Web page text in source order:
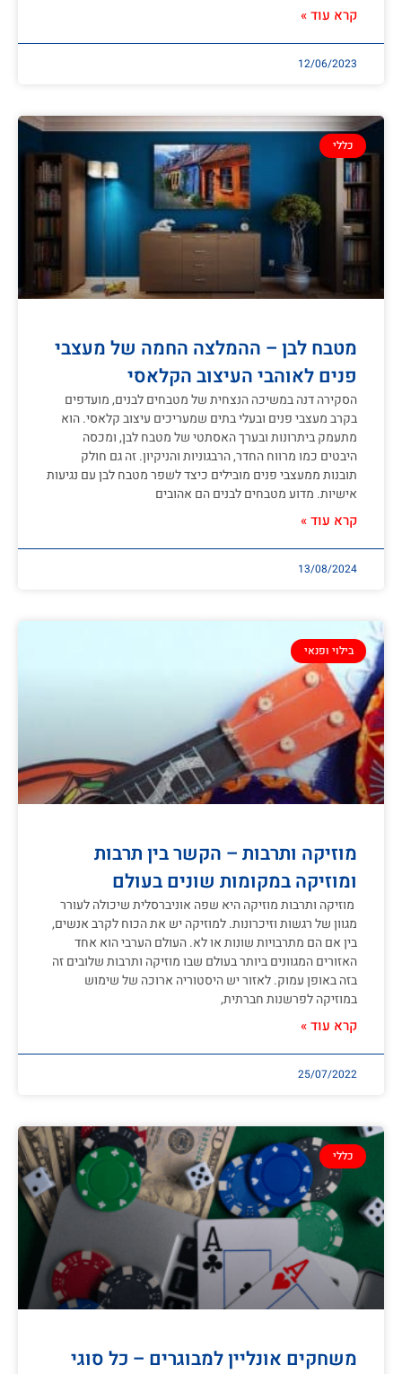
קרא עוד »
12/06/2023
כללי
מטבח לבן – ההמלצה החמה של מעצבי
פנים לאוהבי העיצוב הקלאסי
הסקירה דנה במשיכה הנצחית של מטבחים לבנים, מועדפים
בקרב מעצבי פנים ובעלי בתים שמעריכים עיצוב קלאסי. הוא
מתעמק ביתרונות ובערך האסתטי של מטבח לבן, ומכסה
היבטים כמו מרווח החדר, הרבגוניות והניקיון. זה גם חולק
תובנות ממעצבי פנים מובילים כיצד לשפר מטבח לבן עם נגיעות
אישיות. מדוע מטבחים לבנים הם אהובים
קרא עוד »
13/08/2024
בילוי ופנאי
מוזיקה ותרבות – הקשר בין תרבות
ומוזיקה במקומות שונים בעולם
מוזיקה ותרבות מוזיקה היא שפה אוניברסלית שיכולה לעורר
מגוון של רגשות וזיכרונות. למוזיקה יש את הכוח לקרב אנשים,
בין אם הם מתרבויות שונות או לא. העולם הערבי הוא אחד
האזורים המגוונים ביותר בעולם שבו מוזיקה ותרבות שלובים זה
בזה באופן עמוק. לאזור יש היסטוריה ארוכה של שימוש
במוזיקה לפרשנות חברתית,
קרא עוד »
25/07/2022
כללי
משחקים אונליין למבוגרים – כל סוגי